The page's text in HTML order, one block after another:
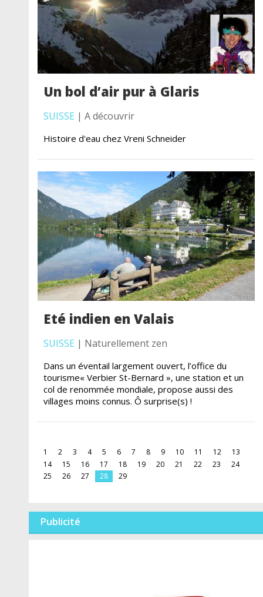
Un bol d’air pur à Glaris
SUISSE | A découvrir
Histoire d'eau chez Vreni Schneider
Eté indien en Valais
SUISSE | Naturellement zen
Dans un éventail largement ouvert, l’office du
tourisme« Verbier St-Bernard », une station et un
col de renommée mondiale, propose aussi des
villages moins connus. Ô surprise(s) !
1 2 3 4 5 6 7 8 9 10 11 12
13
14
15 16 17 18 19 20 21 22 23
24
25
26 27 28 29
Publicité